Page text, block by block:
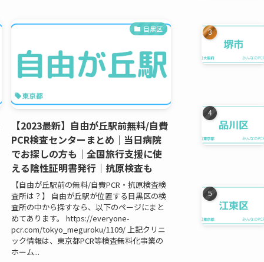
目黒区
【2023最新】自由が丘駅前無料/自費
PCR検査センターまとめ｜当日病院
でお探しの方も｜全国旅行支援に使
える陰性証明書発行｜抗原検査も
【自由が丘駅前の無料/自費PCR・抗原検査検
査所は？】 自由が丘駅が位置する目黒区の検
査所の中から探すなら、以下のページにまと
めてあります。 https://everyone-
pcr.com/tokyo_meguroku/1109/ 上記クリニ
ック情報は、東京都PCR等検査無料化事業の
ホーム...